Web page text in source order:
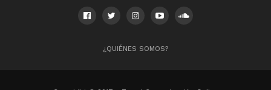
¿QUIÉNES SOMOS?